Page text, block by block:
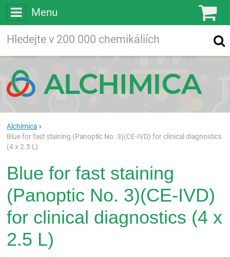
Menu
Vyhledávání
Alchimica
Blue for fast staining (Panoptic No. 3)(CE-IVD) for clinical diagnostics
(4 x 2.5 L)
Blue for fast staining
(Panoptic No. 3)(CE-IVD)
for clinical diagnostics (4 x
2.5 L)